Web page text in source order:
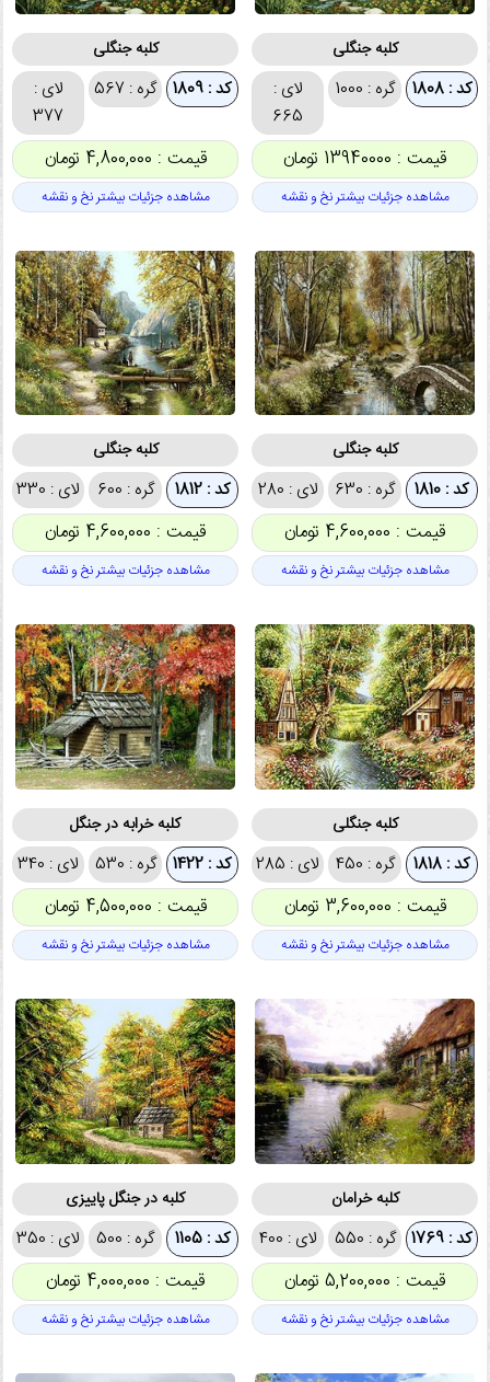
کلبه جنگلی
کد : 1808 گره : 1000
لای :
665
قیمت : 13940000 تومان
مشاهده جزئیات بیشتر نخ و نقشه
کلبه جنگلی
کد : 1809 گره : 567
لای :
377
قیمت : 4,800,000 تومان
مشاهده جزئیات بیشتر نخ و نقشه
کلبه جنگلی
کد : 1810 گره : 630 لای : 280
قیمت : 4,600,000 تومان
مشاهده جزئیات بیشتر نخ و نقشه
کلبه جنگلی
کد : 1812 گره : 600 لای : 330
قیمت : 4,600,000 تومان
مشاهده جزئیات بیشتر نخ و نقشه
کلبه جنگلی
کد : 1818 گره : 450 لای : 285
قیمت : 3,600,000 تومان
مشاهده جزئیات بیشتر نخ و نقشه
کلبه خرابه در جنگل
کد : 1422 گره : 530 لای : 340
قیمت : 4,500,000 تومان
مشاهده جزئیات بیشتر نخ و نقشه
کلبه خرامان
کد : 1769 گره : 550 لای : 400
قیمت : 5,200,000 تومان
مشاهده جزئیات بیشتر نخ و نقشه
کلبه در جنگل پاییزی
کد : 1105 گره : 500 لای : 350
قیمت : 4,000,000 تومان
مشاهده جزئیات بیشتر نخ و نقشه